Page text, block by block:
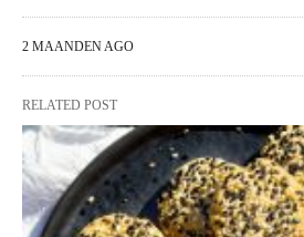
2 MAANDEN AGO
RELATED POST